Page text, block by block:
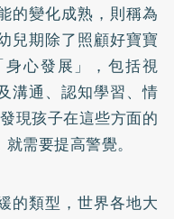
的變化成熟，則稱為
兒期除了照顧好寶寶
心發展」，包括視
溝通、認知學習、情
現孩子在這些方面的
需要提高警覺。
的類型，世界各地大